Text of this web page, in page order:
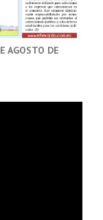
AGOSTO DE